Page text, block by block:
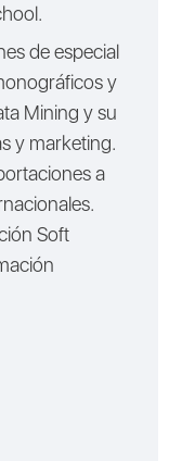
de especial
y
Mining y su
y marketing.
a
Soft